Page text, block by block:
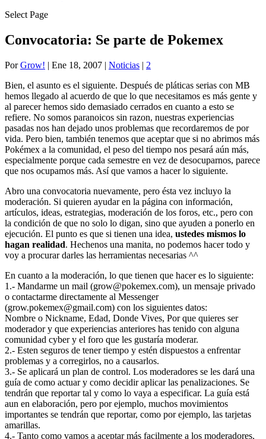
Select Page
Convocatoria: Se parte de Pokemex
PorGrow! | Ene 18, 2007 | Noticias | 2
Bien, el asunto es el siguiente. Después de pláticas serias con MB
hemos llegado al acuerdo de que lo que necesitamos es más gente y
al parecer hemos sido demasiado cerrados en cuanto a esto se
refiere. No somos paranoicos sin razon, nuestras experiencias
pasadas nos han dejado unos problemas que recordaremos de por
vida. Pero bien, también tenemos que aceptar que si no abrimos más
Pokémex a la comunidad, el peso del tiempo nos pesará aún más,
especialmente porque cada semestre en vez de desocuparnos, parece
que nos ocupamos más. Así que vamos a hacer lo siguiente.
Abro una convocatoria nuevamente, pero ésta vez incluyo la
moderación. Si quieren ayudar en la página con información,
artículos, ideas, estrategias, moderación de los foros, etc., pero con
la condición de que no solo lo digan, sino que ayuden a ponerlo en
ejecución. El punto es que si tienen una idea, ustedes mismos lo
hagan realidad. Hechenos una manita, no podemos hacer todo y
voy a procurar darles las herramientas necesarias ^^
En cuanto a la moderación, lo que tienen que hacer es lo siguiente:
1.- Mandarme un mail (grow@pokemex.com), un mensaje privado
o contactarme directamente al Messenger
(grow.pokemex@gmail.com) con los siguientes datos:
Nombre o Nickname, Edad, Donde Vives, Por que quieres ser
moderador y que experiencias anteriores has tenido con alguna
comunidad cyber y el foro que les gustaría moderar.
2.- Esten seguros de tener tiempo y estén dispuestos a enfrentar
problemas y a corregirlos, no a causarlos.
3.- Se aplicará un plan de control. Los moderadores se les dará una
guía de como actuar y como decidir aplicar las penalizaciones. Se
tendrán que reportar tal y como lo vaya a especificar. La guía está
aun en elaboración, pero por ejemplo, muchos movimientos
importantes se tendrán que reportar, como por ejemplo, las tarjetas
amarillas.
4.- Tanto como vamos a aceptar más facilmente a los moderadores,